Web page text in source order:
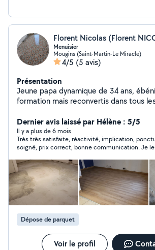
Florent Nicolas (Florent
Menuisier
Mougins (Saint-Martin-Le Miracle)
4/5 (5 avis)
Présentation
Jeune papa dynamique de 34 ans,
formation mais reconvertis dans tous
des clients
Dernier avis laissé par Hélène : 5/5
Il y a plus de 6 mois
Très très satisfaite, réactivité, implication,
soigné, prix correct, bonne communication. Je le
Dépose de parquet
Voir le profil